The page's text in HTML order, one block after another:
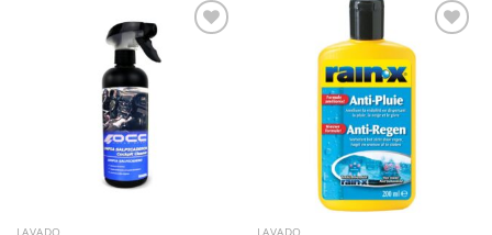
LAVADO LAVADO